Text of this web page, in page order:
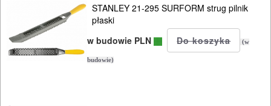
MULTIEVO
B&D
ELEKTRONARZĘDZIA
AKUMULATOROWE
STANLEY 21-295 SURFORM strug pilnik
płaski
w budowie PLN
(w
budowie)